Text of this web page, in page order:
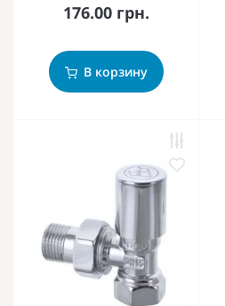
176.00 грн.
В корзину